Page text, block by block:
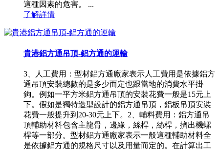
這種因素的危害。 ...
了解詳情
貴港鋁方通吊頂-鋁方通的運輸
3、人工費用：型材鋁方通廠家表示人工費用是依據鋁方
通吊頂安裝總數的是多少而定也跟當地的消費水平掛
鉤。例如一平方米鋁方通吊頂的安裝花費一般是15元上
下。假如是獨特造型設計的鋁方通吊頂，鋁板吊頂安裝
花費一般提升到20-30元上下。2、輔料費用：鋁方通吊
頂輔助材料包含主龍骨，邊緣，絲桿，絲桿，擠出機螺
桿等一部分。型材鋁方通廠家表示一般這種輔助材料全
是依據鋁方通的規格尺寸以及用量而定的。在計算出工